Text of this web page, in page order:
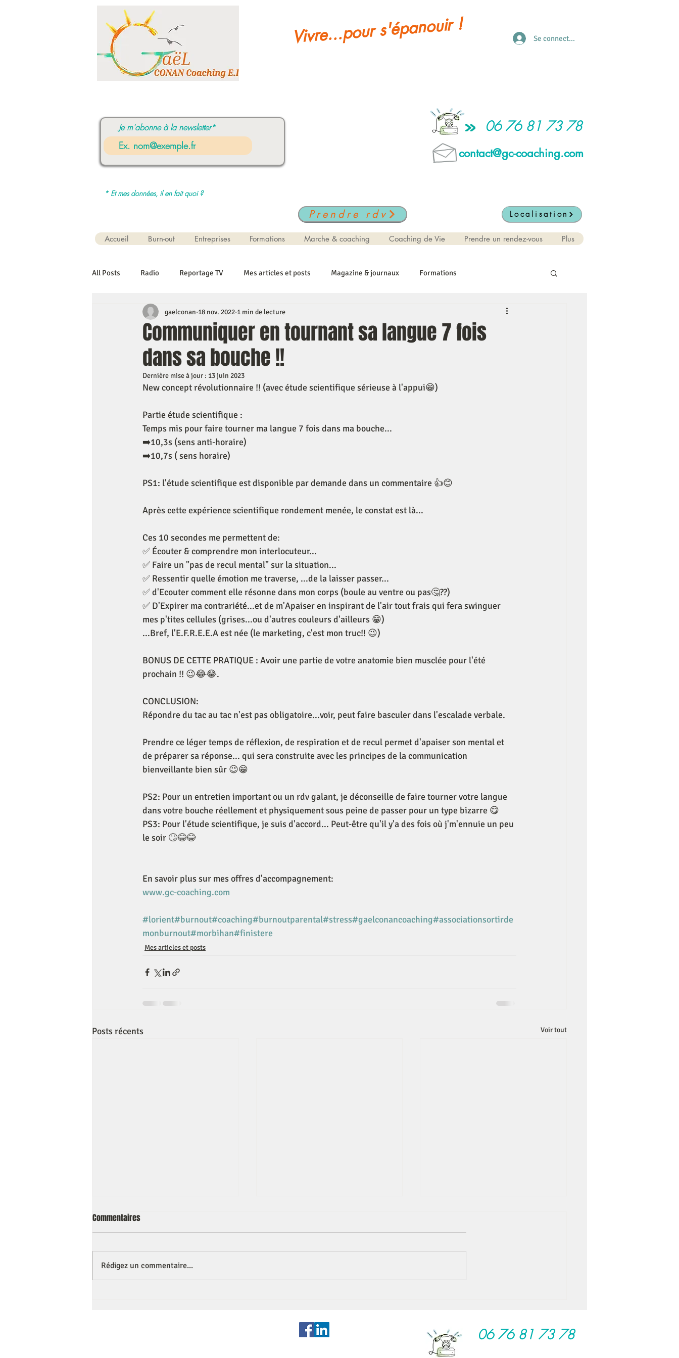
Je m'abonne à la newsletter*
Vivre...pour s'épanouir ! Se connecter
06 76 81 73 78
contact@gc-coaching.com
* Et mes données, il en fait quoi ?
Prendre rdv Localisation
Accueil Burn-out Entreprises Formations Marche & coaching Coaching de Vie Prendre un rendez-vous Plus
All Posts Radio Reportage TV Mes articles et posts Magazine & journaux Formations
Communiquer en tournant sa langue 7 fois
dans sa bouche !!
gaelconan 18 nov. 2022 1 min de lecture
Dernière mise à jour : 13 juin 2023
New concept révolutionnaire !! (avec étude scientifique sérieuse à l'appui😁)
Partie étude scientifique :
Temps mis pour faire tourner ma langue 7 fois dans ma bouche...
➡️10,3s (sens anti-horaire)
➡️10,7s ( sens horaire)
PS1: l'étude scientifique est disponible par demande dans un commentaire 👍😊
Après cette expérience scientifique rondement menée, le constat est là...
Ces 10 secondes me permettent de:
✅ Écouter & comprendre mon interlocuteur...
✅ Faire un "pas de recul mental" sur la situation...
✅ Ressentir quelle émotion me traverse, ...de la laisser passer...
✅ d'Ecouter comment elle résonne dans mon corps (boule au ventre ou pas🤔??)
✅ D'Expirer ma contrariété...et de m'Apaiser en inspirant de l'air tout frais qui fera swinguer
mes p'tites cellules (grises...ou d'autres couleurs d'ailleurs 😁)
...Bref, l'E.F.R.E.E.A est née (le marketing, c'est mon truc!! 😉)
BONUS DE CETTE PRATIQUE : Avoir une partie de votre anatomie bien musclée pour l'été
prochain !! 😉😂😂.
CONCLUSION:
Répondre du tac au tac n'est pas obligatoire...voir, peut faire basculer dans l'escalade verbale.
Prendre ce léger temps de réflexion, de respiration et de recul permet d'apaiser son mental et
de préparer sa réponse... qui sera construite avec les principes de la communication
bienveillante bien sûr 😉😁
PS2: Pour un entretien important ou un rdv galant, je déconseille de faire tourner votre langue
dans votre bouche réellement et physiquement sous peine de passer pour un type bizarre 😋
PS3: Pour l'étude scientifique, je suis d'accord... Peut-être qu'il y'a des fois où j'm'ennuie un peu
le soir 🙄😂😂
En savoir plus sur mes offres d'accompagnement:
www.gc-coaching.com
#lorient#burnout#coaching#burnoutparental#stress#gaelconancoaching#associationsortirde
monburnout#morbihan#finistere
Mes articles et posts
Posts récents Voir tout
Commentaires
Rédigez un commentaire...
06 76 81 73 78